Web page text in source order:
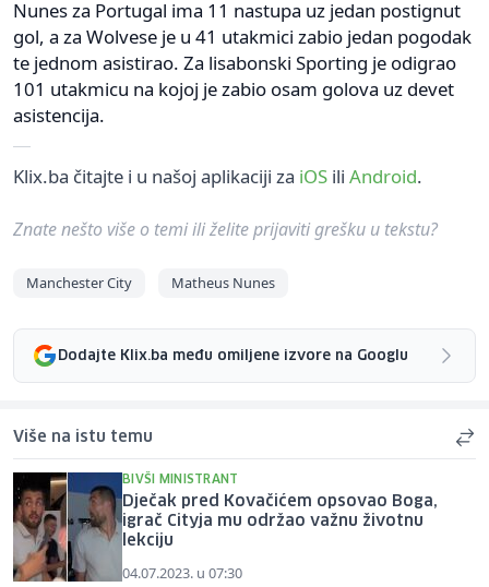
Nunes za Portugal ima 11 nastupa uz jedan postignut
gol, a za Wolvese je u 41 utakmici zabio jedan pogodak
te jednom asistirao. Za lisabonski Sporting je odigrao
101 utakmicu na kojoj je zabio osam golova uz devet
asistencija.
Klix.ba čitajte i u našoj aplikaciji za iOS ili Android.
Znate nešto više o temi ili želite prijaviti grešku u tekstu?
Manchester City Matheus Nunes
Dodajte Klix.ba među omiljene izvore na Googlu
Više na istu temu
BIVŠI MINISTRANT
Dječak pred Kovačićem opsovao Boga,
igrač Cityja mu održao važnu životnu
lekciju
04.07.2023. u 07:30